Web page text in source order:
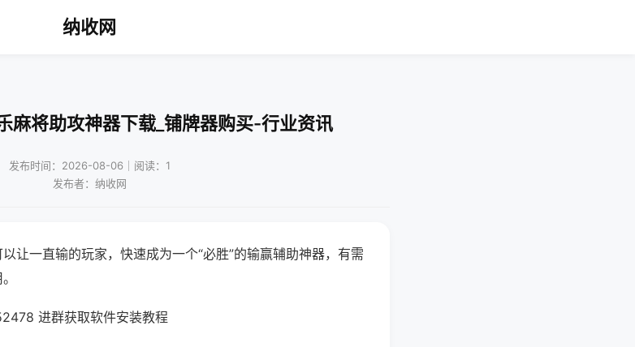
纳收网
麻将助攻神器下载_铺牌器购买-行业资讯
发布时间：2026-08-06｜阅读：1
发布者：纳收网
让一直输的玩家，快速成为一个“必胜”的输赢辅助神器，有需
进群获取软件安装教程